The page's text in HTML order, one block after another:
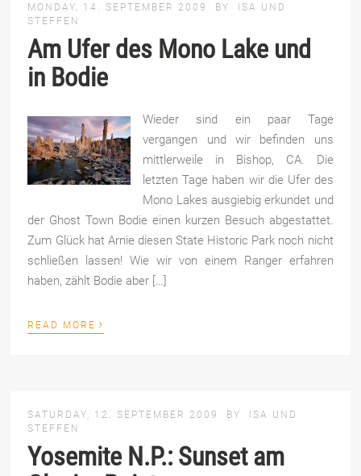
MONDAY, 14. SEPTEMBER 2009 BY
ISA UND
STEFFEN
Am Ufer des Mono Lake und
in Bodie
Wieder sind ein paar Tage
vergangen und wir befinden uns
mittlerweile in Bishop, CA. Die
letzten Tage haben wir die Ufer des
Mono Lakes ausgiebig erkundet und
der Ghost Town Bodie einen kurzen Besuch abgestattet.
Zum Glück hat Arnie diesen State Historic Park noch nicht
schließen lassen! Wie wir von einem Ranger erfahren
haben, zählt Bodie aber […]
READ MORE ›
SATURDAY, 12. SEPTEMBER 2009 BY
ISA UND
STEFFEN
Yosemite N.P.: Sunset am